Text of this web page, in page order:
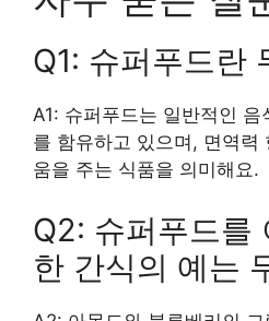
Q1: 슈퍼푸드란
A1: 슈퍼푸드는 일반적인
를 함유하고 있으며, 면역력
움을 주는 식품을 의미해요.
Q2: 슈퍼푸드를
한 간식의 예는